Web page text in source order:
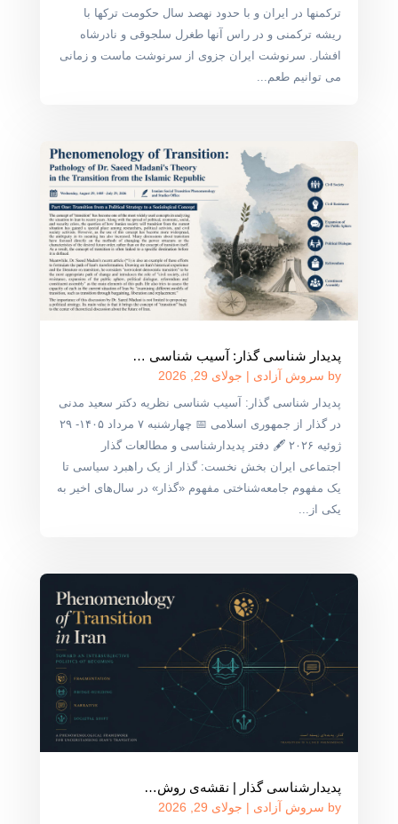
ترکمنها در ایران و با حدود نهصد سال حکومت ترکها با
ریشه ترکمنی و در راس آنها طغرل سلجوقی و نادرشاه
افشار. سرنوشت ایران جزوی از سرنوشت ماست و زمانی
می توانیم طعم...
پدیدار شناسی گذار: آسیب شناسی …
by سروش آزادی | جولای 29, 2026
پدیدار شناسی گذار: آسیب شناسی نظریه دکتر سعید مدنی
در گذار از جمهوری اسلامی 📅 چهارشنبه ۷ مرداد ۱۴۰۵- ۲۹
ژوئیه ۲۰۲۶ 🖋 دفتر پدیدارشناسی و مطالعات گذار
اجتماعی ایران بخش نخست: گذار از یک راهبرد سیاسی تا
یک مفهوم جامعه‌شناختی مفهوم «گذار» در سال‌های اخیر به
یکی از...
پدیدارشناسی گذار | نقشه‌ی روش‌…
by سروش آزادی | جولای 29, 2026